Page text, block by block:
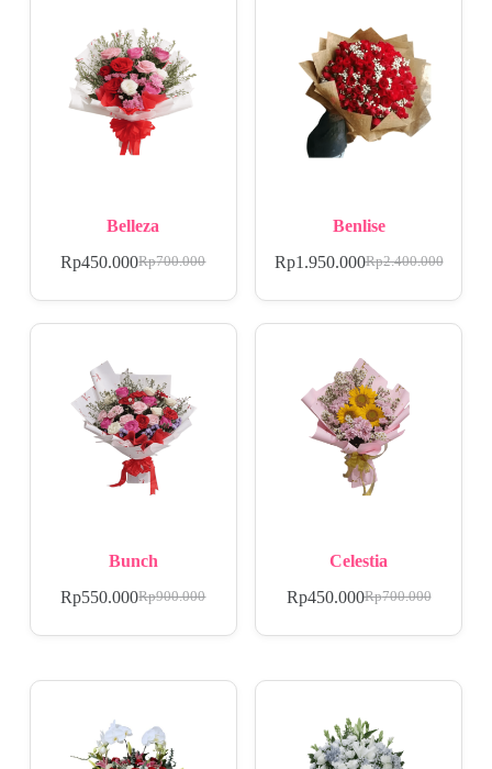
Belleza
Rp700.000
Rp450.000
Benlise
Rp2.400.000
Rp1.950.000
Bunch
Rp900.000
Rp550.000
Celestia
Rp700.000
Rp450.000